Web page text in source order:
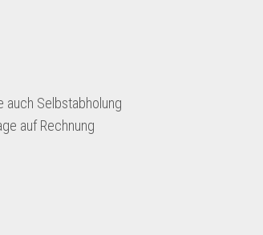
auch Selbstabholung
auf Rechnung